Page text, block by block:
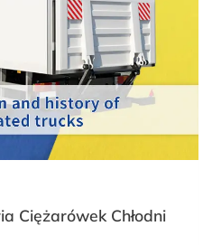
Ciężarówek Chłodni